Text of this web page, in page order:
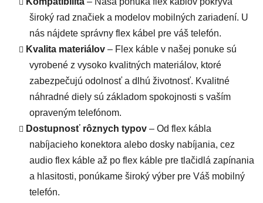
široký rad značiek a modelov mobilných zariadení. U
nás nájdete správny flex kábel pre váš telefón.
Kvalita materiálov – Flex káble v našej ponuke sú
vyrobené z vysoko kvalitných materiálov, ktoré
zabezpečujú odolnosť a dlhú životnosť. Kvalitné
náhradné diely sú základom spokojnosti s vaším
opraveným telefónom.
Dostupnosť rôznych typov – Od flex kábla
nabíjacieho konektora alebo dosky nabíjania, cez
audio flex káble až po flex káble pre tlačidlá zapínania
a hlasitosti, ponúkame široký výber pre Váš mobilný
telefón.